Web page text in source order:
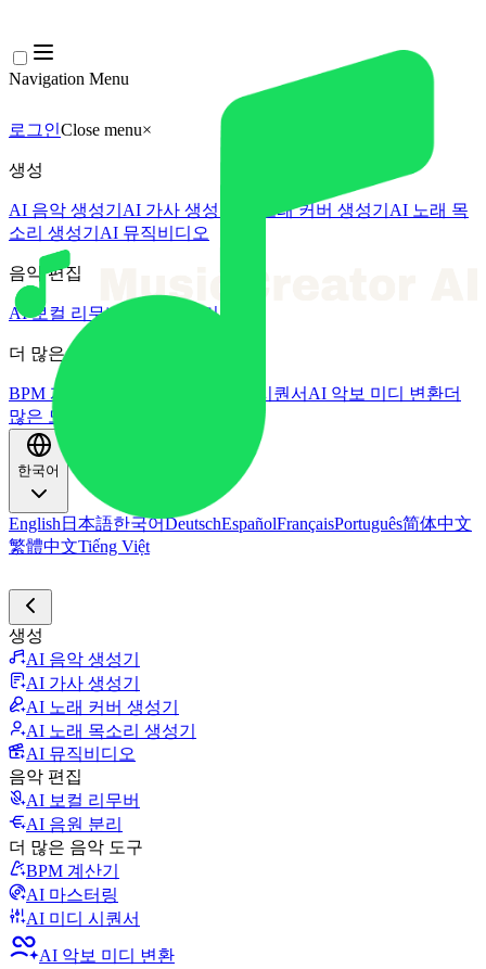
Navigation Menu
로그인Close menu×
생성
AI 음악 생성기 AI 가사 생성기 AI 노래 커버 생성기 AI 노래 목
소리 생성기 AI 뮤직비디오
음악 편집
AI 보컬 리무버 AI 음원 분리
더 많은 음악 도구
BPM 계산기 AI 미디 시퀀서 AI 악보 미디 변환더
많은 도구
한국어
English 日本語한국어DeutschEspañolFrançaisPortuguês简体中文
繁體中文Tiếng Việt
생성
AI 음악 생성기
AI 가사 생성기
AI 노래 커버 생성기
AI 노래 목소리 생성기
AI 뮤직비디오
음악 편집
AI 보컬 리무버
AI 음원 분리
더 많은 음악 도구
BPM 계산기
AI 마스터링
AI 미디 시퀀서
AI 악보 미디 변환